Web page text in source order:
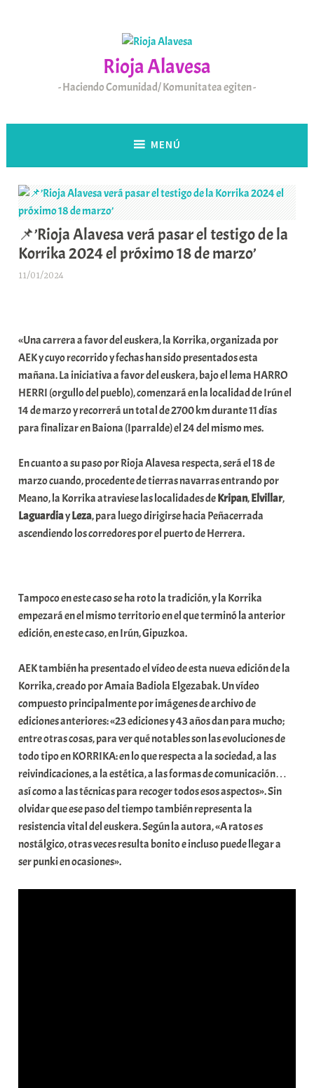
Rioja Alavesa
Haciendo Comunidad/ Komunitatea egiten
MENÚ
📌’Rioja Alavesa verá pasar el testigo de la
Korrika 2024 el próximo 18 de marzo’
11/01/2024
a
r
E
r
r
i
x
a
K
o
m
«Una carrera a favor del euskera, la Korrika, organizada por
AEK y cuyo recorrido y fechas han sido presentados esta
mañana. La iniciativa a favor del euskera, bajo el lema HARRO
HERRI (orgullo del pueblo), comenzará en la localidad de Irún el
14 de marzo y recorrerá un total de 2700 km durante 11 días
para finalizar en Baiona (Iparralde) el 24 del mismo mes.
En cuanto a su paso por Rioja Alavesa respecta, será el 18 de
marzo cuando, procedente de tierras navarras entrando por
Meano, la Korrika atraviese las localidades deKripan,Elvillar,
LaguardiayLeza, para luego dirigirse hacia Peñacerrada
ascendiendo los corredores por el puerto de Herrera.
Tampoco en este caso se ha roto la tradición, y la Korrika
empezará en el mismo territorio en el que terminó la anterior
edición, en este caso, en Irún, Gipuzkoa.
AEK también ha presentado el vídeo de esta nueva edición de la
Korrika, creado por Amaia Badiola Elgezabak. Un vídeo
compuesto principalmente por imágenes de archivo de
ediciones anteriores: «23 ediciones y 43 años dan para mucho;
entre otras cosas, para ver qué notables son las evoluciones de
todo tipo en KORRIKA: en lo que respecta a la sociedad, a las
reivindicaciones, a la estética, a las formas de comunicación…
así como a las técnicas para recoger todos esos aspectos». Sin
olvidar que ese paso del tiempo también representa la
resistencia vital del euskera. Según la autora, «A ratos es
nostálgico, otras veces resulta bonito e incluso puede llegar a
ser punki en ocasiones».